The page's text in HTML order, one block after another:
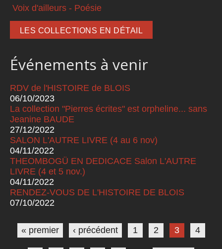
Voix d'ailleurs - Poésie
LES COLLECTIONS EN DÉTAIL
Événements à venir
RDV de l'HISTOIRE de BLOIS
06/10/2023
La collection "Pierres écrites" est orpheline... sans
Jeanine BAUDE
27/12/2022
SALON L'AUTRE LIVRE (4 au 6 nov)
04/11/2022
THEOMBOGÜ EN DEDICACE Salon L'AUTRE
LIVRE (4 et 5 nov.)
04/11/2022
RENDEZ-VOUS DE L'HISTOIRE DE BLOIS
07/10/2022
Pages
« premier ‹ précédent 1 2 3 4